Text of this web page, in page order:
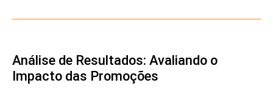
Análise de Resultados: Avaliando o
Impacto das Promoções